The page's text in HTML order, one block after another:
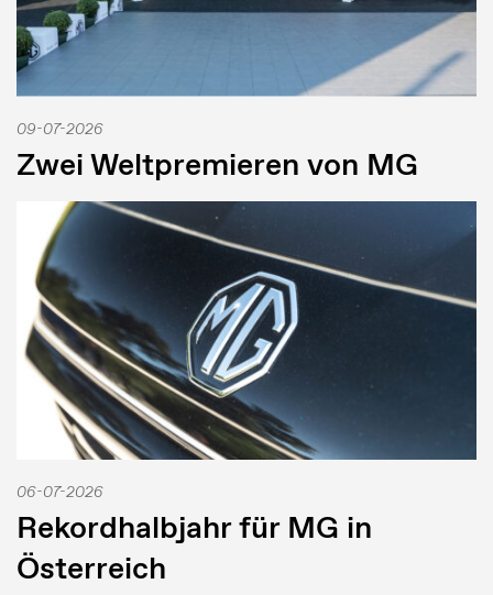
09-07-2026
Zwei Weltpremieren von MG
06-07-2026
Rekordhalbjahr für MG in
Österreich